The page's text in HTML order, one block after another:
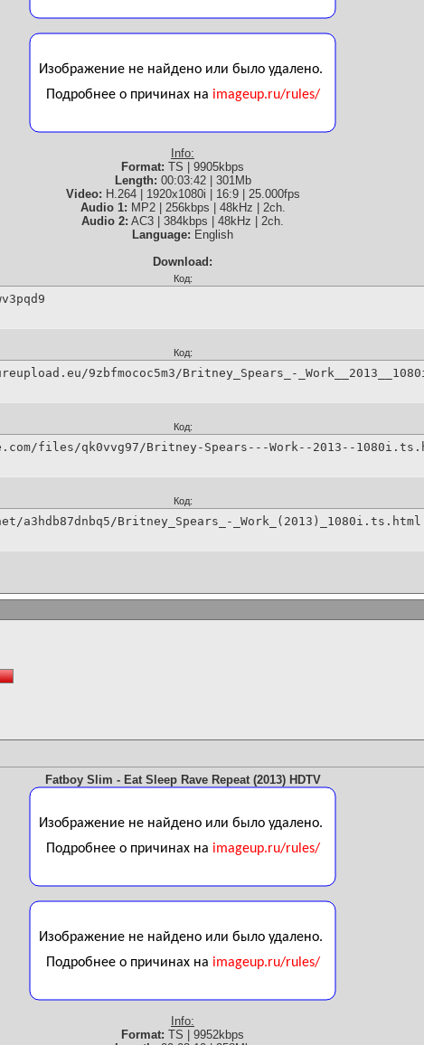
Info:
Format: TS | 9905kbps
Length: 00:03:42 | 301Mb
Video: H.264 | 1920x1080i | 16:9 | 25.000fps
Audio 1: MP2 | 256kbps | 48kHz | 2ch.
Audio 2: AC3 | 384kbps | 48kHz | 2ch.
Language: English
Download:
Код:
Код:
9zbfmococ5m3/Britney_Spears_-
Код:
files/qk0vvg97/Britney-Spears---Work--2013--
Код:
a3hdb87dnbq5/Britney_Spears_-_Work_(2013)_1080i.ts.html
Fatboy Slim - Eat Sleep Rave Repeat (2013) HDTV
Info:
Format: TS | 9952kbps